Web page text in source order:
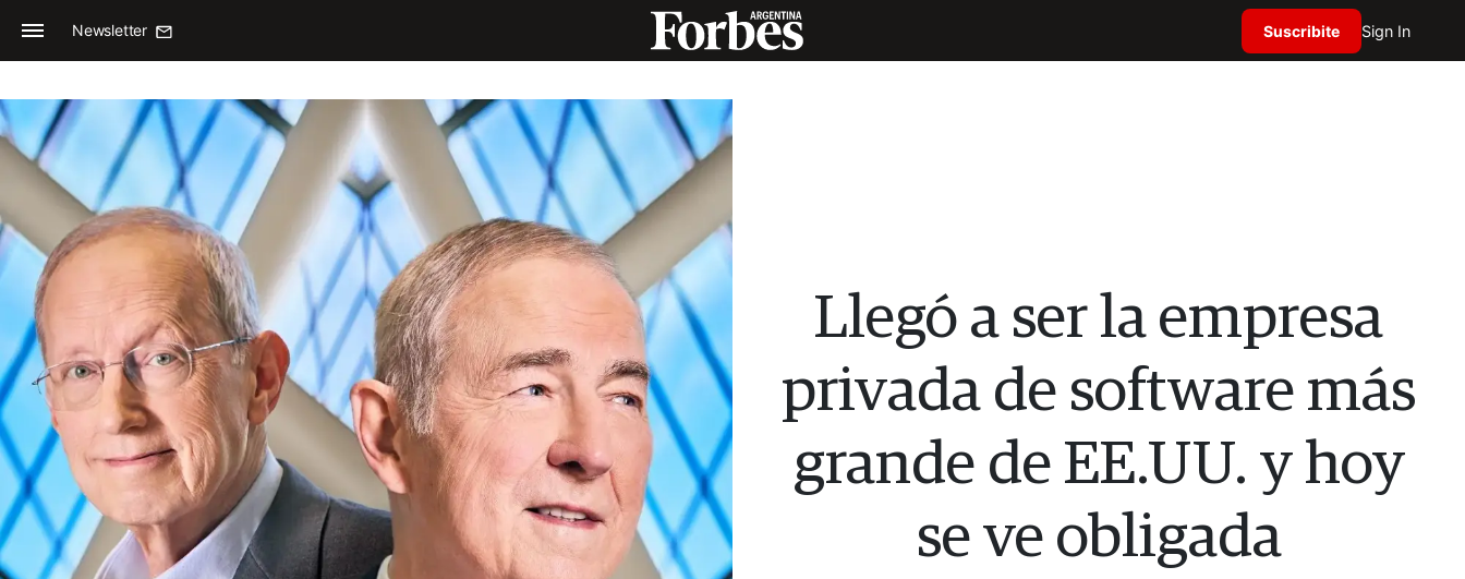
Newsletter Suscribite Sign In
Llegó a ser la empresa
privada de software más
grande de EE.UU. y hoy
se ve obligada